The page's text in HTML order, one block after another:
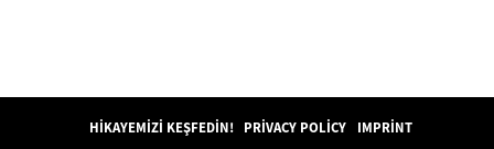
HIKAYEMIZI KEŞFEDIN! PRIVACY POLICY IMPRINT